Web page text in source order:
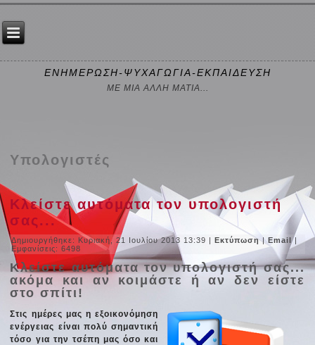
ΕΝΗΜΕΡΩΣΗ-ΨΥΧΑΓΩΓΙΑ-ΕΚΠΑΙΔΕΥΣΗ
ΜΕ ΜΙΑ ΑΛΛΗ ΜΑΤΙΑ...
Υπολογιστές
Κλείστε αυτόματα τον υπολογιστή
σας...
Δημιουργήθηκε: Κυριακή, 21 Ιουλίου 2013 13:39 |Εκτύπωση|Email|
Εμφανίσεις: 6498
Κλείστε αυτόματα τον υπολογιστή σας...
ακόμα και αν κοιμάστε ή αν δεν είστε
στο σπίτι!
Στις ημέρες μας η εξοικονόμηση
ενέργειας είναι πολύ σημαντική
τόσο για την τσέπη μας όσο και